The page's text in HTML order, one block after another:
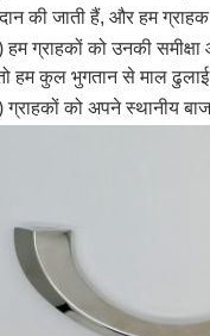
की जाती हैं, और हम
हम ग्राहकों को उनकी
हम कुल भुगतान से माल
ग्राहकों को अपने स्थानीय